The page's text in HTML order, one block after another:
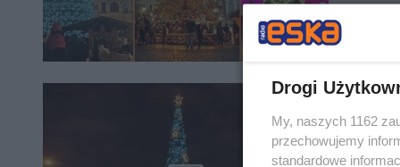
Drogi
My, naszych 1162
przechowujemy
standardowe